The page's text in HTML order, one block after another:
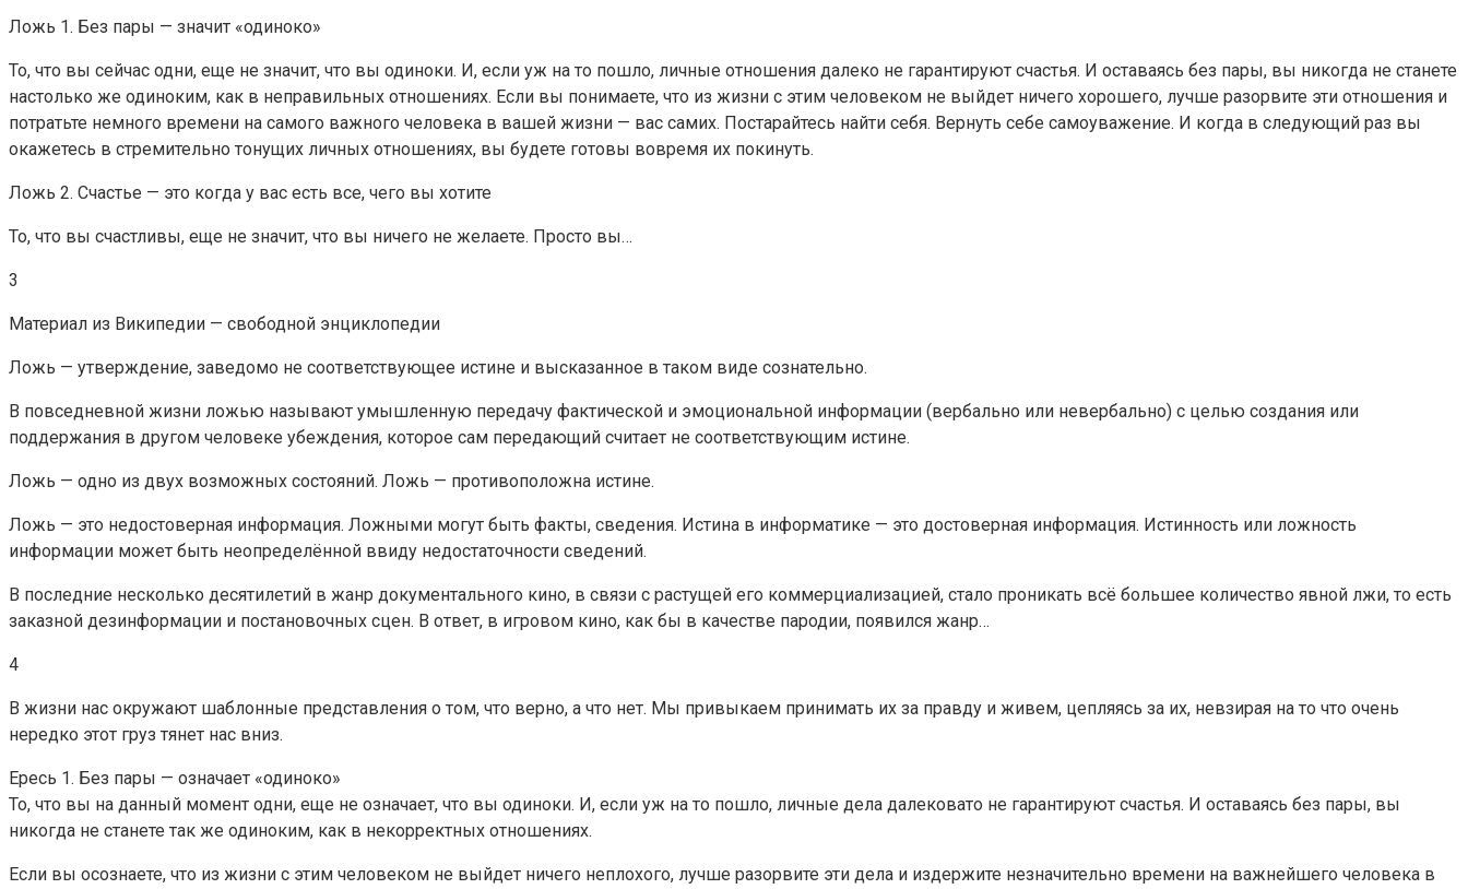
Ложь 1. Без пары — значит «одиноко»
То, что вы сейчас одни, еще не значит, что вы одиноки. И, если уж на то пошло, личные отношения далеко не гарантируют счастья. И оставаясь без пары, вы никогда не станете
настолько же одиноким, как в неправильных отношениях. Если вы понимаете, что из жизни с этим человеком не выйдет ничего хорошего, лучше разорвите эти отношения и
потратьте немного времени на самого важного человека в вашей жизни — вас самих. Постарайтесь найти себя. Вернуть себе самоуважение. И когда в следующий раз вы
окажетесь в стремительно тонущих личных отношениях, вы будете готовы вовремя их покинуть.
Ложь 2. Счастье — это когда у вас есть все, чего вы хотите
То, что вы счастливы, еще не значит, что вы ничего не желаете. Просто вы…
3
Материал из Википедии — свободной энциклопедии
Ложь — утверждение, заведомо не соответствующее истине и высказанное в таком виде сознательно.
В повседневной жизни ложью называют умышленную передачу фактической и эмоциональной информации (вербально или невербально) с целью создания или
поддержания в другом человеке убеждения, которое сам передающий считает не соответствующим истине.
Ложь — одно из двух возможных состояний. Ложь — противоположна истине.
Ложь — это недостоверная информация. Ложными могут быть факты, сведения. Истина в информатике — это достоверная информация. Истинность или ложность
информации может быть неопределённой ввиду недостаточности сведений.
В последние несколько десятилетий в жанр документального кино, в связи с растущей его коммерциализацией, стало проникать всё большее количество явной лжи, то есть
заказной дезинформации и постановочных сцен. В ответ, в игровом кино, как бы в качестве пародии, появился жанр…
4
В жизни нас окружают шаблонные представления о том, что верно, а что нет. Мы привыкаем принимать их за правду и живем, цепляясь за их, невзирая на то что очень
нередко этот груз тянет нас вниз.
Ересь 1. Без пары — означает «одиноко»
То, что вы на данный момент одни, еще не означает, что вы одиноки. И, если уж на то пошло, личные дела далековато не гарантируют счастья. И оставаясь без пары, вы
никогда не станете так же одиноким, как в некорректных отношениях.
Если вы осознаете, что из жизни с этим человеком не выйдет ничего неплохого, лучше разорвите эти дела и издержите незначительно времени на важнейшего человека в